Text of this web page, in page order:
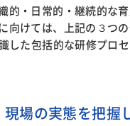
的・日常的・継続的な
向けては、上記の３つ
した包括的な研修プロ
現場の実態を把握